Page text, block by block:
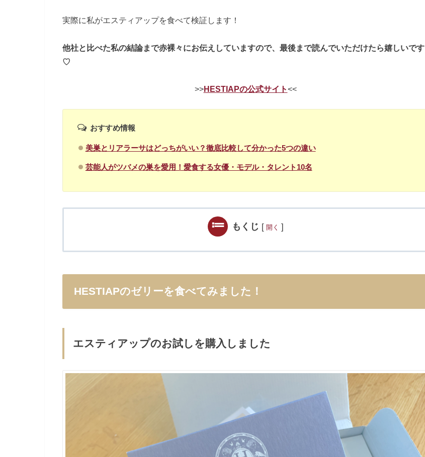
実際に私がエスティアップを食べて検証します！
他社と比べた私の結論まで赤裸々にお伝えしていますので、最後まで読んでいただけたら嬉しいです
♡
>>HESTIAPの公式サイト<<
おすすめ情報
美巣とリアラーサはどっちがいい？徹底比較して分かった5つの違い
芸能人がツバメの巣を愛用！愛食する女優・モデル・タレント10名
もくじ [ 開く ]
HESTIAPのゼリーを食べてみました！
エスティアップのお試しを購入しました